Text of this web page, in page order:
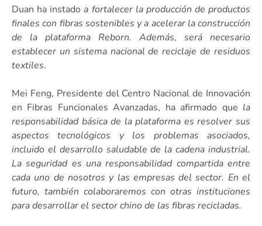
Duan ha instadoa fortalecer la producción de productos
finales con fibras sostenibles y a acelerar la construcción
de la plataforma Reborn. Además, será necesario
establecer un sistema nacional de reciclaje de residuos
textiles.
Mei Feng, Presidente del Centro Nacional de Innovación
en Fibras Funcionales Avanzadas, ha afirmado que la
responsabilidad básica de la plataforma es resolver sus
aspectos tecnológicos y los problemas asociados,
incluido el desarrollo saludable de la cadena industrial.
La seguridad es una responsabilidad compartida entre
cada uno de nosotros y las empresas del sector. En el
futuro, también colaboraremos con otras instituciones
para desarrollar el sector chino de las fibras recicladas.